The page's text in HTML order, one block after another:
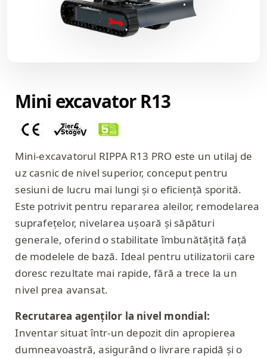
Mini excavator R13
Mini-excavatorul RIPPA R13 PRO este un utilaj de
uz casnic de nivel superior, conceput pentru
sesiuni de lucru mai lungi și o eficiență sporită.
Este potrivit pentru repararea aleilor, remodelarea
suprafețelor, nivelarea ușoară și săpături
generale, oferind o stabilitate îmbunătățită față
de modelele de bază. Ideal pentru utilizatorii care
doresc rezultate mai rapide, fără a trece la un
nivel prea avansat.
Recrutarea agenților la nivel mondial:
Inventar situat într-un depozit din apropierea
dumneavoastră, asigurând o livrare rapidă și o